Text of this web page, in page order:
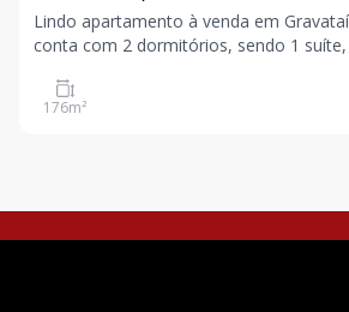
Lindo apartamento à venda em Gravataí! O
conta com 2 dormitórios, sendo 1
churrasqueira, proporcionando um
moderno, funcional e bem distribuído. Dispõe de
176m²